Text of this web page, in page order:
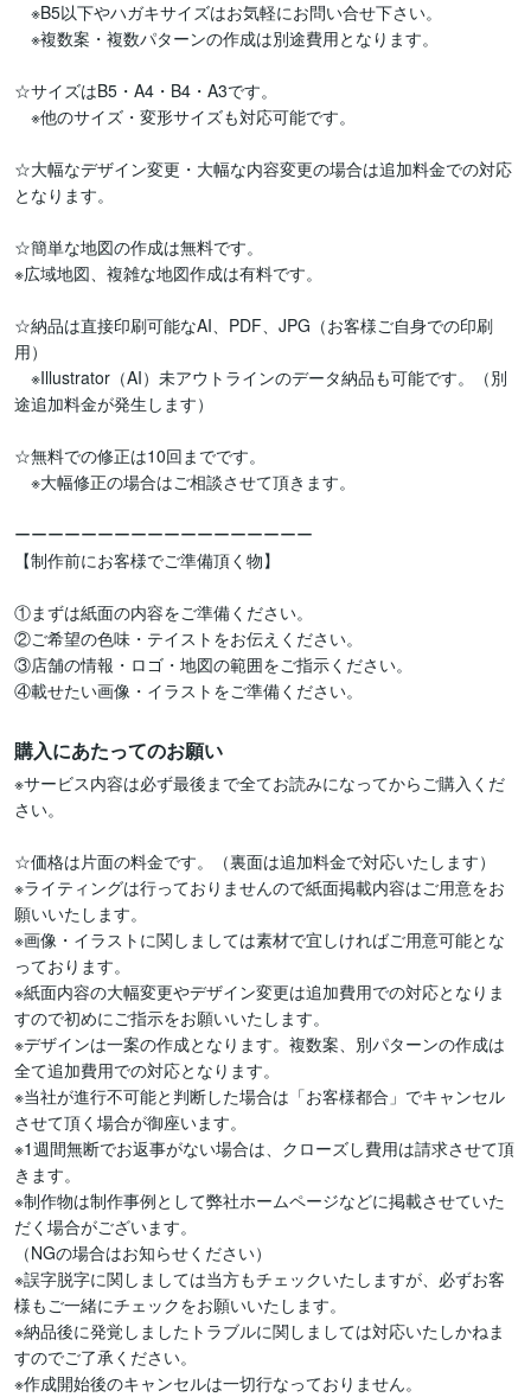
※B5以下やハガキサイズはお気軽にお問い合せ下さい。
※複数案・複数パターンの作成は別途費用となります。
☆サイズはB5・A4・B4・A3です。
※他のサイズ・変形サイズも対応可能です。
☆大幅なデザイン変更・大幅な内容変更の場合は追加料金での対応
となります。
☆簡単な地図の作成は無料です。
※広域地図、複雑な地図作成は有料です。
☆納品は直接印刷可能なAI、PDF、JPG（お客様ご自身での印刷
用）
※Illustrator（AI）未アウトラインのデータ納品も可能です。（別
途追加料金が発生します）
☆無料での修正は10回までです。
※大幅修正の場合はご相談させて頂きます。
ーーーーーーーーーーーーーーーーーー
【制作前にお客様でご準備頂く物】
①まずは紙面の内容をご準備ください。
②ご希望の色味・テイストをお伝えください。
③店舗の情報・ロゴ・地図の範囲をご指示ください。
④載せたい画像・イラストをご準備ください。
購入にあたってのお願い
※サービス内容は必ず最後まで全てお読みになってからご購入くだ
さい。
☆価格は片面の料金です。（裏面は追加料金で対応いたします）
※ライティングは行っておりませんので紙面掲載内容はご用意をお
願いいたします。
※画像・イラストに関しましては素材で宜しければご用意可能とな
っております。
※紙面内容の大幅変更やデザイン変更は追加費用での対応となりま
すので初めにご指示をお願いいたします。
※デザインは一案の作成となります。複数案、別パターンの作成は
全て追加費用での対応となります。
※当社が進行不可能と判断した場合は「お客様都合」でキャンセル
させて頂く場合が御座います。
※1週間無断でお返事がない場合は、クローズし費用は請求させて頂
きます。
※制作物は制作事例として弊社ホームページなどに掲載させていた
だく場合がございます。
（NGの場合はお知らせください）
※誤字脱字に関しましては当方もチェックいたしますが、必ずお客
様もご一緒にチェックをお願いいたします。
※納品後に発覚しましたトラブルに関しましては対応いたしかねま
すのでご了承ください。
※作成開始後のキャンセルは一切行なっておりません。